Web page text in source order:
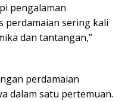
pengalaman
perdamaian sering kali
dan tantangan,”
perdamaian
dalam satu pertemuan.